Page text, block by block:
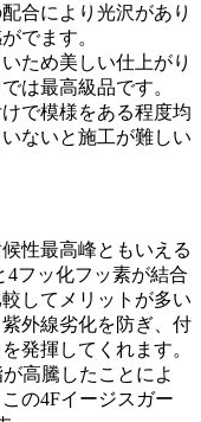
合により光沢があり
でます。
ため美しい仕上がり
は最高級品です。
で模様をある程度均
ないと施工が難しい
性最高峰ともいえる
フッ化フッ素が結合
してメリットが多い
外線劣化を防ぎ、付
発揮してくれます。
高騰したことによ
の4Fイージスガー